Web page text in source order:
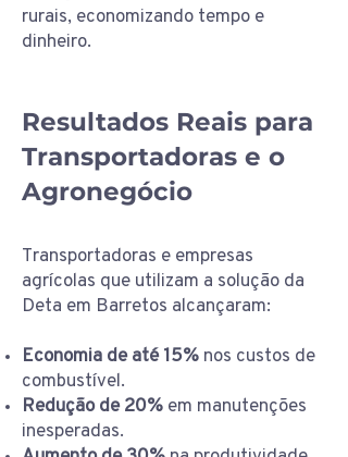
rurais, economizando tempo e
dinheiro.
Resultados Reais para
Transportadoras e o
Agronegócio
Transportadoras e empresas
agrícolas que utilizam a solução da
Deta em Barretos alcançaram:
Economia de até 15% nos custos de
combustível.
Redução de 20% em manutenções
inesperadas.